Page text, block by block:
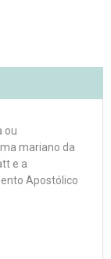
ou
mariano da
e a
Apostólico